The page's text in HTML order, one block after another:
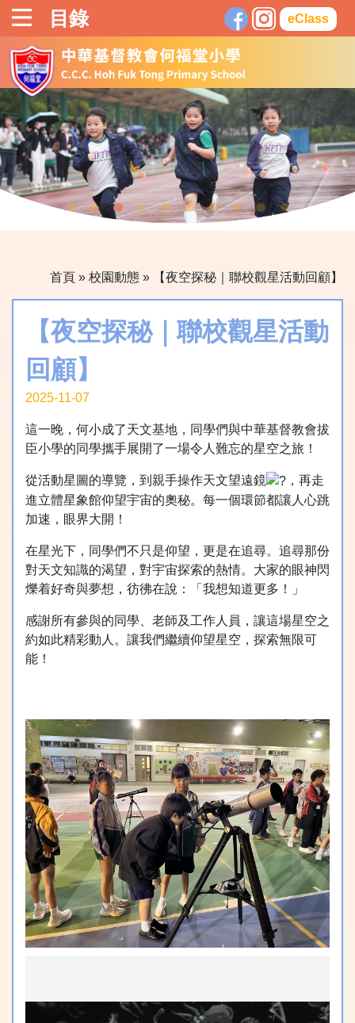
目錄 eClass
首頁 » 校園動態 » 【夜空探秘｜聯校觀星活動回顧】
【夜空探秘｜聯校觀星活動
回顧】
2025-11-07
這一晚，何小成了天文基地，同學們與中華基督教會拔
臣小學的同學攜手展開了一場令人難忘的星空之旅！
從活動星圖的導覽，到親手操作天文望遠鏡
，再走
進立體星象館仰望宇宙的奧秘。每一個環節都讓人心跳
加速，眼界大開！
在星光下，同學們不只是仰望，更是在追尋。追尋那份
對天文知識的渴望，對宇宙探索的熱情。大家的眼神閃
爍着好奇與夢想，彷彿在說：「我想知道更多！」
感謝所有參與的同學、老師及工作人員，讓這場星空之
約如此精彩動人。讓我們繼續仰望星空，探索無限可
能！